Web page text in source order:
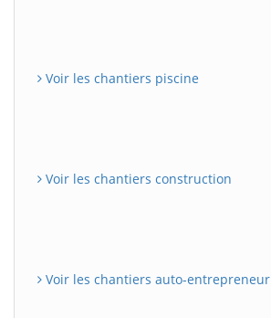
Voir les chantiers piscine
Voir les chantiers construction
Voir les chantiers auto-entrepreneur